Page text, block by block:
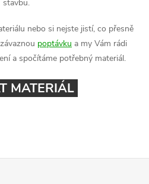
stavbu.
nebo si nejste jistí, co přesně
poptávku a my Vám rádi
a spočítáme potřebný materiál.
MATERIÁL